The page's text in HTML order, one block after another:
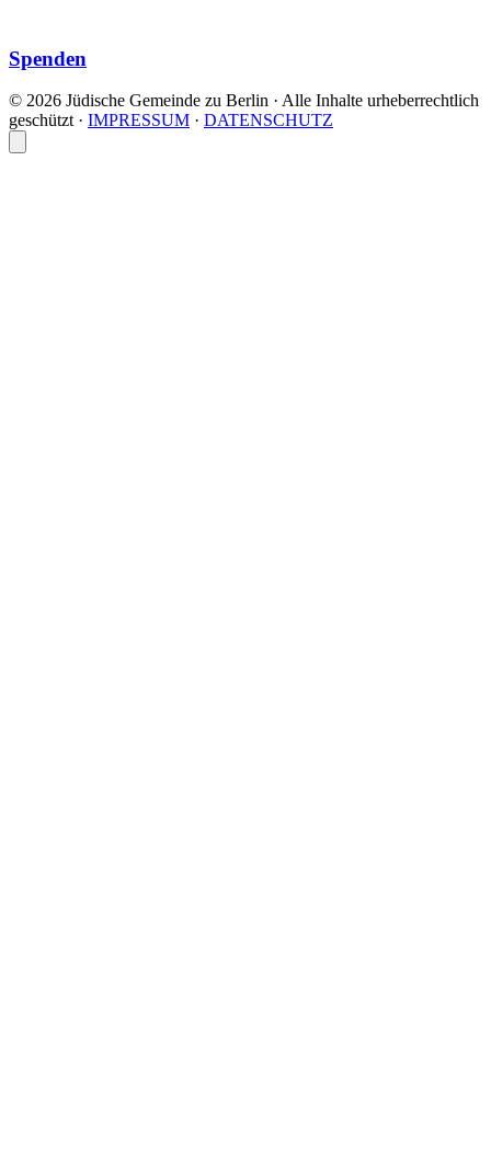
Spenden
© 2026 Jüdische Gemeinde zu Berlin · Alle Inhalte urheberrechtlich
geschützt· IMPRESSUM · DATENSCHUTZ